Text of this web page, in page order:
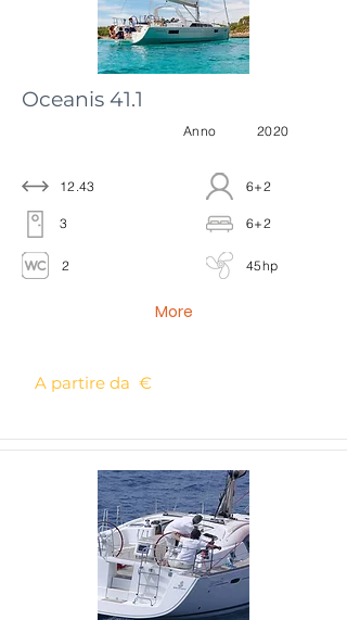
Oceanis 41.1
12.43
3
2
Anno 2020
6+2
6+2
45hp
More
A partire da €